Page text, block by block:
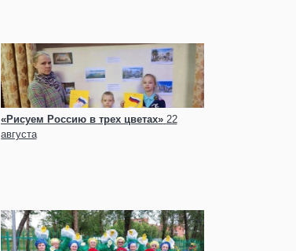
«Рисуем Россию в трех цветах» 22
августа